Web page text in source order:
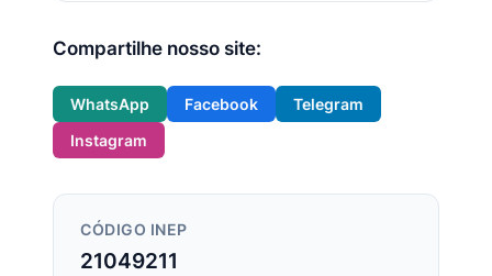
Compartilhe nosso site:
WhatsApp Facebook
Telegram
Instagram
CÓDIGO INEP
21049211